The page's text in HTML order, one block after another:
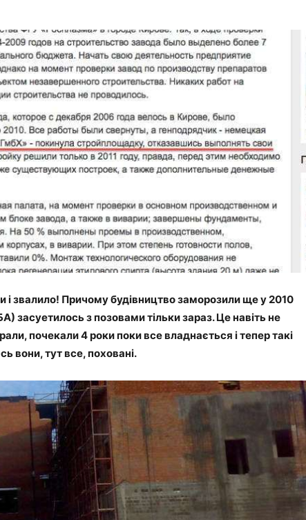
звалило! Причому будівництво заморозили ще у 2010
засуетилось з позовами тільки зараз. Це навіть не
почекали 4 роки поки все владнається і тепер такі
вони, тут все, поховані.